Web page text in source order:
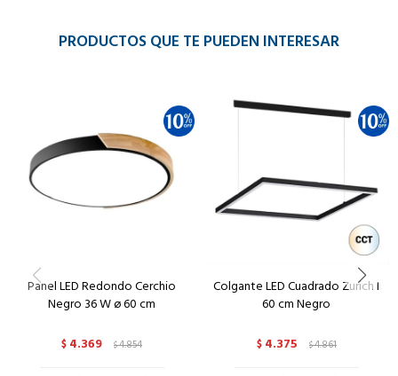
PRODUCTOS QUE TE PUEDEN INTERESAR
Panel LED Redondo Cerchio
Negro 36 W ø 60 cm
$ 4.369 $4.854
Colgante LED Cuadrado Zurich I
60 cm Negro
$ 4.375 $4.861